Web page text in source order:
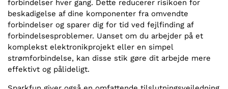
forbindelser hver gang. Dette reducerer risikoen for
beskadigelse af dine komponenter fra omvendte
forbindelser og sparer dig for tid ved fejlfinding af
forbindelsesproblemer. Uanset om du arbejder på et
komplekst elektronikprojekt eller en simpel
strømforbindelse, kan disse stik gøre dit arbejde mere
effektivt og pålideligt.